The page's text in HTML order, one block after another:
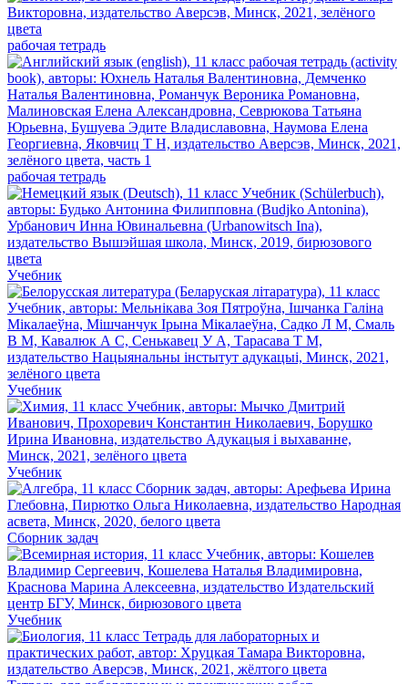
рабочая тетрадь
рабочая тетрадь
Учебник
Учебник
Учебник
Сборник задач
Учебник